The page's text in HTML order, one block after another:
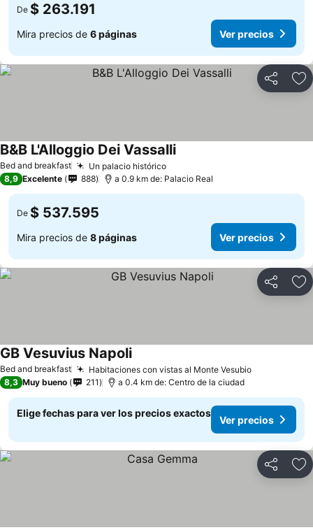
De $ 263.191
Mira precios de 6 páginas Ver precios
Compartir
Bed and breakfast Un palacio histórico
B&B L'Alloggio Dei Vassalli
8,9 Excelente 888 a 0.9 km de: Palacio Real
De $ 537.595
Mira precios de 8 páginas Ver precios
Compartir
Bed and breakfast Habitaciones con vistas al Monte Vesubio
GB Vesuvius Napoli
8,3 Muy bueno 211 a 0.4 km de: Centro de la ciudad
Elige fechas para ver los precios exactos
Ver precios
Compartir